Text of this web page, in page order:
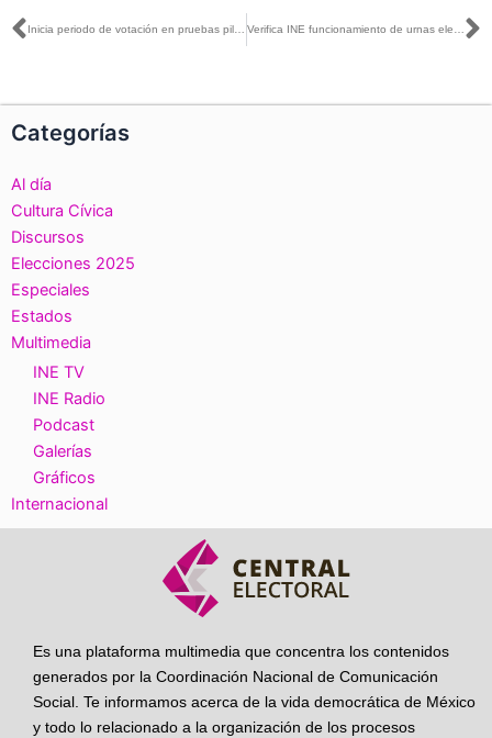
Ant
Categorías
Al día
Cultura Cívica
Discursos
Elecciones 2025
Especiales
Estados
Multimedia
INE TV
INE Radio
Podcast
Galerías
Gráficos
Internacional
Es una plataforma multimedia que concentra los contenidos
generados por la Coordinación Nacional de Comunicación
Social. Te informamos acerca de la vida democrática de México
y todo lo relacionado a la organización de los procesos